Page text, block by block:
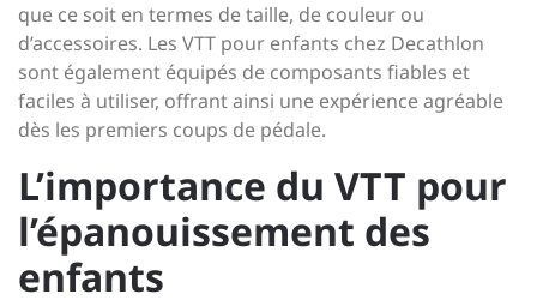
que ce soit en termes de taille, de couleur ou
d’accessoires. Les VTT pour enfants chez Decathlon
sont également équipés de composants fiables et
faciles à utiliser, offrant ainsi une expérience agréable
dès les premiers coups de pédale.
L’importance du VTT pour
l’épanouissement des
enfants